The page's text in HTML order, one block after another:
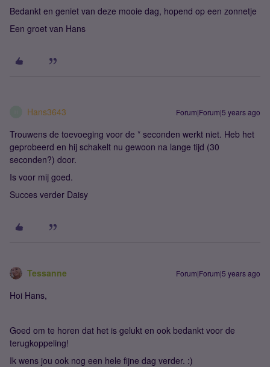
Bedankt en geniet van deze mooie dag, hopend op een zonnetje
Een groet van Hans
Hans3643 Forum|Forum|5 years ago
Trouwens de toevoeging voor de * seconden werkt niet. Heb het
geprobeerd en hij schakelt nu gewoon na lange tijd (30
seconden?) door.
Is voor mij goed.
Succes verder Daisy
Tessanne Forum|Forum|5 years ago
Hoi Hans,
Goed om te horen dat het is gelukt en ook bedankt voor de
terugkoppeling!
Ik wens jou ook nog een hele fijne dag verder. :)